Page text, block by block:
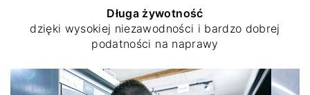
Długa żywotność
dzięki wysokiej niezawodności i bardzo dobrej
podatności na naprawy